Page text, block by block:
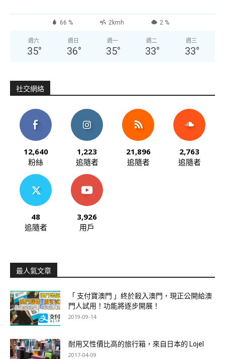
66 % 2kmh 2 %
週六
35°
週日
36°
週一
35°
週二
33°
週三
33°
社交網絡
12,640
粉絲
1,223
追隨者
21,896
追隨者
2,763
追隨者
48
追隨者
3,926
用戶
最人氣文章
「 支付寶澳門 」終於殺入澳門，現正公開給澳
門人試用！功能將逐步開展！
2019-09-14
耐用又性價比高的旅行箱，來自日本的 Lojel
2017-04-09